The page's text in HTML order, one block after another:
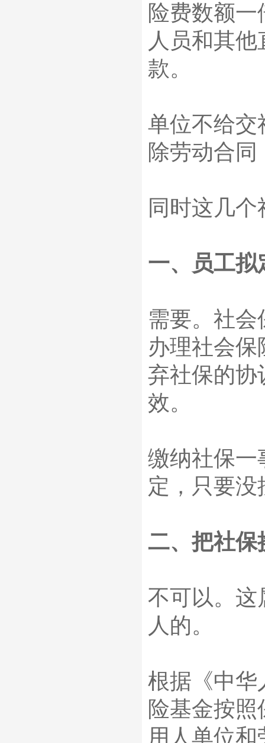
险费数额一
人员和其
款。
单位不给交
除劳动合
同时这几
一、员工拟
需要。社
办理社会
弃社保的协
效。
缴纳社保一
定，只要
二、把社保
不可以。这
人的。
根据《中华
险基金按
用人单位